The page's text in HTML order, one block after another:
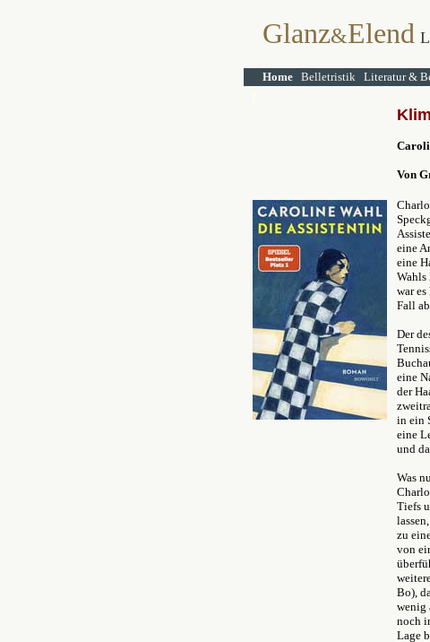
Glanz&Elend
Home Belletristik Literatur &
Von
eine
eine
Wahls
war
Fall
Der
eine
der
in ein
eine
und
Was
Tiefs
zu
von
Bo),
wenig
noch
Lage